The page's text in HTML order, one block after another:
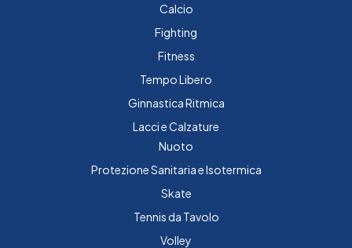
Calcio
Fighting
Fitness
Tempo Libero
Ginnastica Ritmica
Lacci e Calzature
Nuoto
Protezione Sanitaria e Isotermica
Skate
Tennis da Tavolo
Volley